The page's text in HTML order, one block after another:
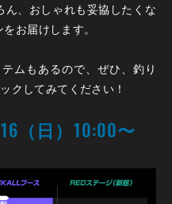
、おしゃれも妥協したくな
お届けします。
ムもあるので、ぜひ、釣り
クしてみてください！
（日）10:00〜